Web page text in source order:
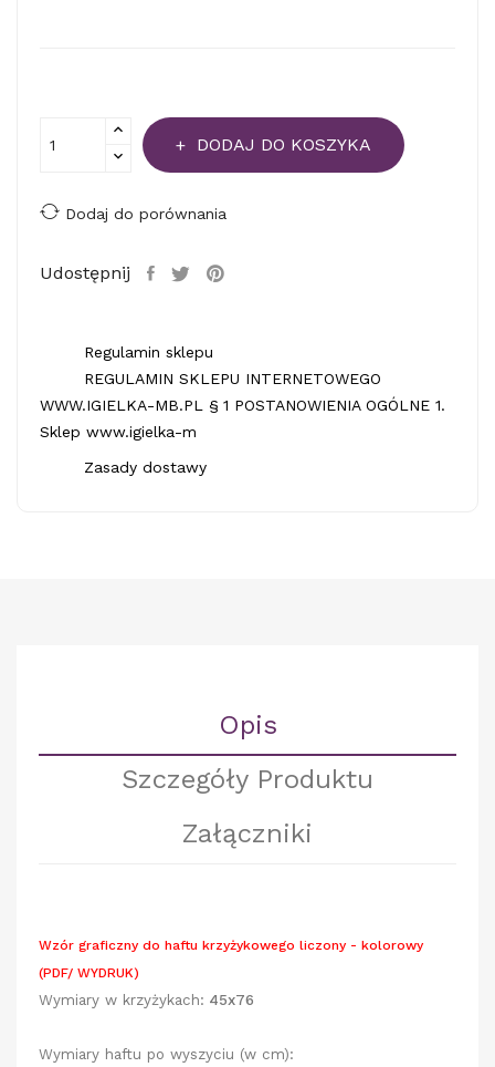
DODAJ DO KOSZYKA
Dodaj do porównania
Udostępnij
Regulamin sklepu
REGULAMIN SKLEPU INTERNETOWEGO
WWW.IGIELKA-MB.PL § 1 POSTANOWIENIA OGÓLNE 1.
Sklep www.igielka-m
Zasady dostawy
Opis
Szczegóły Produktu
Załączniki
Wzór graficzny do haftu krzyżykowego liczony - kolorowy
(PDF/ WYDRUK)
Wymiary w krzyżykach: 45x76
Wymiary haftu po wyszyciu (w cm):